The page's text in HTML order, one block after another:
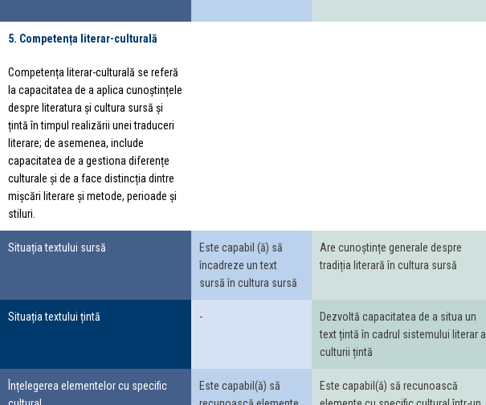
5. Competența literar-culturală
Competența literar-culturală se referă
la capacitatea de a aplica cunoștințele
despre literatura și cultura sursă și
țintă în timpul realizării unei traduceri
literare; de asemenea, include
capacitatea de a gestiona diferențe
culturale și de a face distincția dintre
mișcări literare și metode, perioade și
stiluri.
Situația textului sursă
Este capabil (ă) să
încadreze un text
sursă în cultura sursă
Are cunoștințe generale despre
tradiția literară în cultura sursă
Situația textului țintă -
Dezvoltă capacitatea de a situa un
text țintă în cadrul sistemului literar al
culturii țintă
Înțelegerea elementelor cu specific
Este capabil(ă) să
Este capabil(ă) să recunoască